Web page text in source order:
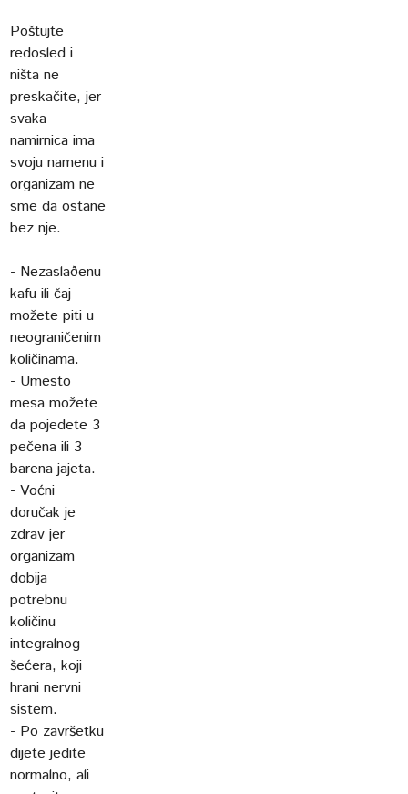
Poštujte
redosled i
ništa ne
preskačite, jer
svaka
namirnica ima
svoju namenu i
organizam ne
sme da ostane
bez nje.
- Nezaslaðenu
kafu ili čaj
možete piti u
neograničenim
količinama.
- Umesto
mesa možete
da pojedete 3
pečena ili 3
barena jajeta.
- Voćni
doručak je
zdrav jer
organizam
dobija
potrebnu
količinu
integralnog
šećera, koji
hrani nervni
sistem.
- Po završetku
dijete jedite
normalno, ali